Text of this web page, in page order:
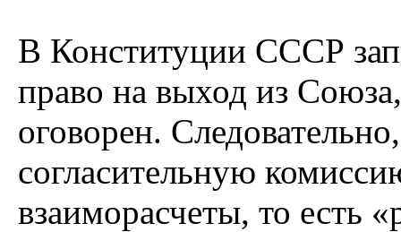
В Конституции СССР
право на выход из
оговорен.
согласительную
взаиморасчеты, то есть